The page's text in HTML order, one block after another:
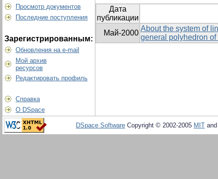
Просмотр документов
Последние поступления
Зарегистрированным:
Обновления на e-mail
Мой архив
ресурсов
Редактировать профиль
Справка
О DSpace
Дата
публикации
Май-2000
About the system of
general polyhedron
DSpace Software Copyright © 2002-2005 MIT